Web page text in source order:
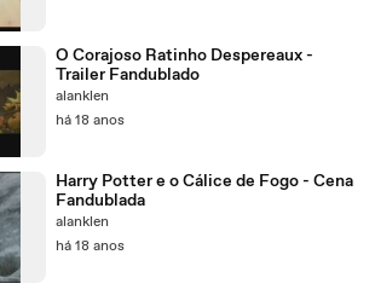
O Corajoso Ratinho Despereaux -
Trailer Fandublado
alanklen
há 18 anos
Harry Potter e o Cálice de Fogo - Cena
Fandublada
alanklen
há 18 anos